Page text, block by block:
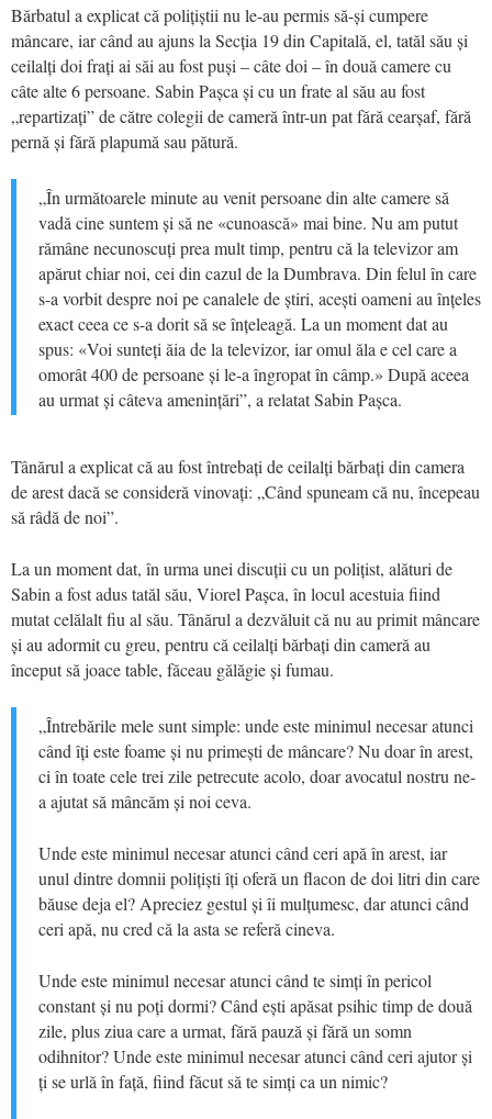
Bărbatul a explicat că polițiștii nu le-au permis să-și cumpere
mâncare, iar când au ajuns la Secția 19 din Capitală, el, tatăl său și
ceilalți doi frați ai săi au fost puși – câte doi – în două camere cu
câte alte 6 persoane. Sabin Pașca și cu un frate al său au fost
„repartizați” de către colegii de cameră într-un pat fără cearșaf, fără
pernă și fără plapumă sau pătură.
„În următoarele minute au venit persoane din alte camere să
vadă cine suntem și să ne «cunoască» mai bine. Nu am putut
rămâne necunoscuți prea mult timp, pentru că la televizor am
apărut chiar noi, cei din cazul de la Dumbrava. Din felul în care
s-a vorbit despre noi pe canalele de știri, acești oameni au înțeles
exact ceea ce s-a dorit să se înțeleagă. La un moment dat au
spus: «Voi sunteți ăia de la televizor, iar omul ăla e cel care a
omorât 400 de persoane și le-a îngropat în câmp.» După aceea
au urmat și câteva amenințări”, a relatat Sabin Pașca.
Tânărul a explicat că au fost întrebați de ceilalți bărbați din camera
de arest dacă se consideră vinovați: „Când spuneam că nu, începeau
să râdă de noi”.
La un moment dat, în urma unei discuții cu un polițist, alături de
Sabin a fost adus tatăl său, Viorel Pașca, în locul acestuia fiind
mutat celălalt fiu al său. Tânărul a dezvăluit că nu au primit mâncare
și au adormit cu greu, pentru că ceilalți bărbați din cameră au
început să joace table, făceau gălăgie și fumau.
„Întrebările mele sunt simple: unde este minimul necesar atunci
când îți este foame și nu primești de mâncare? Nu doar în arest,
ci în toate cele trei zile petrecute acolo, doar avocatul nostru ne-
a ajutat să mâncăm și noi ceva.
Unde este minimul necesar atunci când ceri apă în arest, iar
unul dintre domnii polițiști îți oferă un flacon de doi litri din care
băuse deja el? Apreciez gestul și îi mulțumesc, dar atunci când
ceri apă, nu cred că la asta se referă cineva.
Unde este minimul necesar atunci când te simți în pericol
constant și nu poți dormi? Când ești apăsat psihic timp de două
zile, plus ziua care a urmat, fără pauză și fără un somn
odihnitor? Unde este minimul necesar atunci când ceri ajutor și
ți se urlă în față, fiind făcut să te simți ca un nimic?